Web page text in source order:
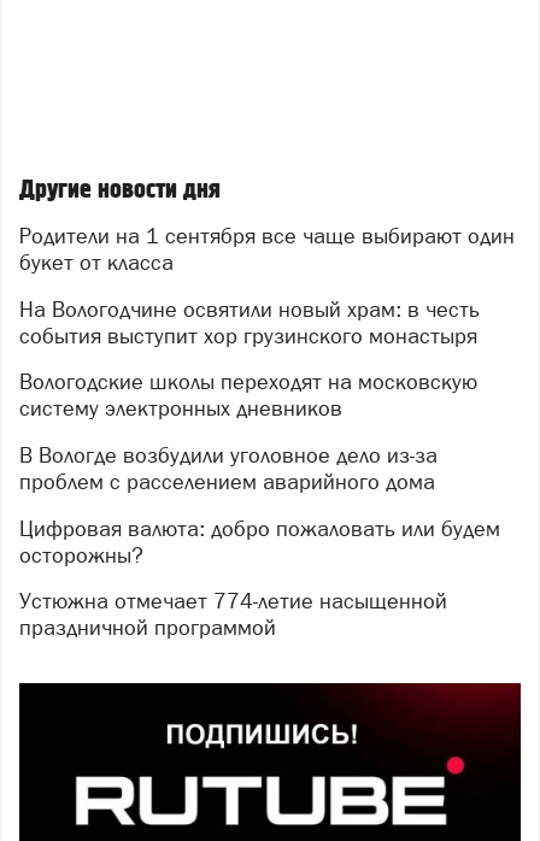
Другие новости дня
Родители на 1 сентября все чаще выбирают один
букет от класса
На Вологодчине освятили новый храм: в честь
события выступит хор грузинского монастыря
Вологодские школы переходят на московскую
систему электронных дневников
В Вологде возбудили уголовное дело из-за
проблем с расселением аварийного дома
Цифровая валюта: добро пожаловать или будем
осторожны?
Устюжна отмечает 774-летие насыщенной
праздничной программой